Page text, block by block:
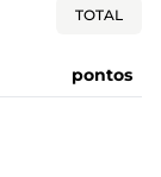
TOTAL
pontos